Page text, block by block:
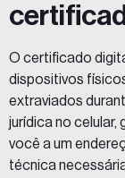
O certificado
dispositivos
extraviados
jurídica no celular,
você a um
técnica